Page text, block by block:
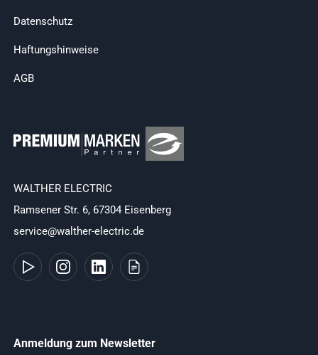
Datenschutz
Haftungshinweise
AGB
WALTHER ELECTRIC
Ramsener Str. 6, 67304 Eisenberg
service@walther-electric.de
Anmeldung zum Newsletter